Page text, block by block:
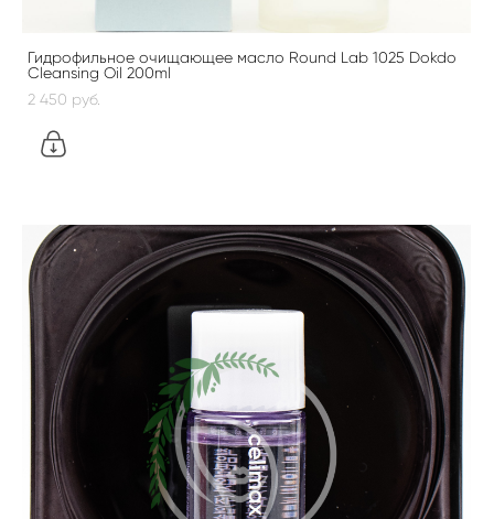
Гидрофильное очищающее масло Round Lab 1025 Dokdo
Cleansing Oil 200ml
2 450 pуб.